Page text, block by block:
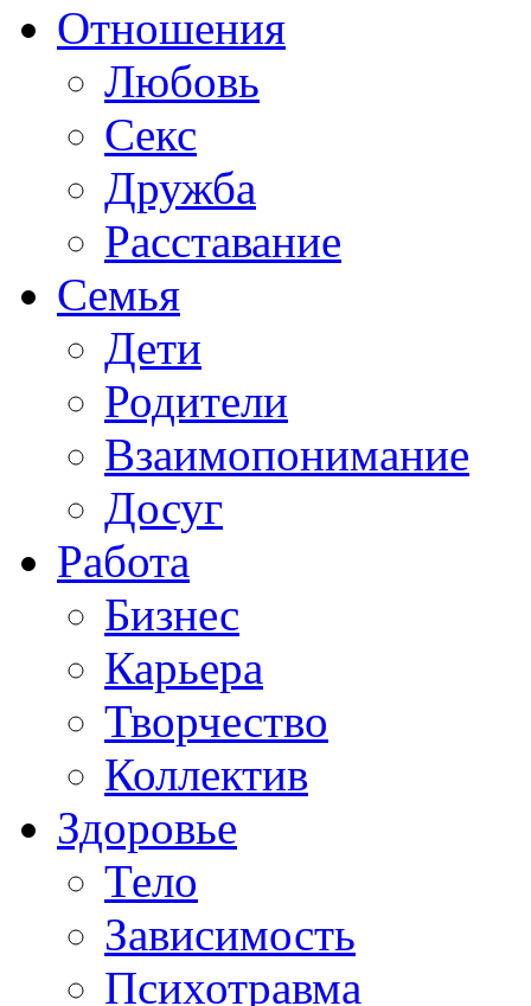
Отношения
Любовь
Секс
Дружба
Расставание
Семья
Дети
Родители
Взаимопонимание
Досуг
Работа
Бизнес
Карьера
Творчество
Коллектив
Здоровье
Тело
Зависимость
Психотравма